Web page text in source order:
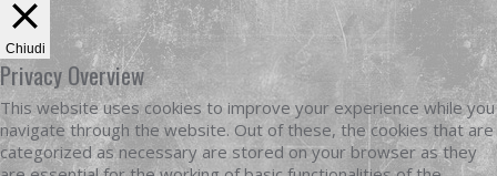
Chiudi
Privacy Overview
This website uses cookies to improve your experience while you
navigate through the website. Out of these, the cookies that are
categorized as necessary are stored on your browser as they